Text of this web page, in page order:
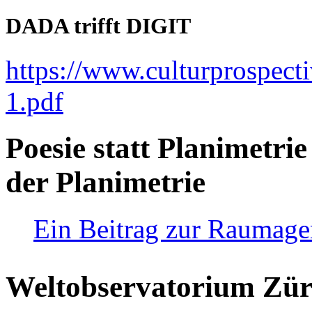
DADA trifft DIGIT
https://
1.pdf
Poesie statt
der Planimetrie
Ein Beitrag zur
Weltobservatorium